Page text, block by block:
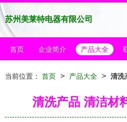
苏州美莱特电器有限公司
首页 企业简介 产品大全
当前位置： 首页 > 产品大全 > 清洗
清洗产品 清洁材